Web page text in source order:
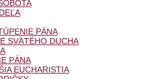
PÁNA
SVÄTÉHO DUCHA
PÁNA
EUCHARISTIA